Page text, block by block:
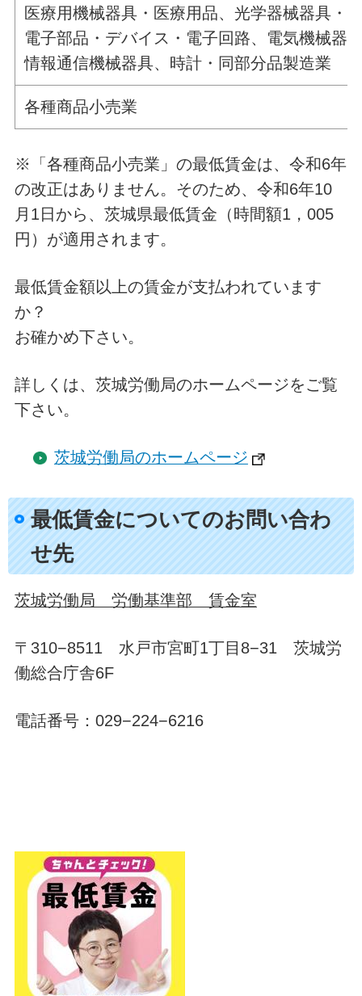
医療用機械器具・医療用品、光学器械器具・
電子部品・デバイス・電子回路、電気機械器
情報通信機械器具、時計・同部分品製造業
各種商品小売業
※「各種商品小売業」の最低賃金は、令和6年
の改正はありません。そのため、令和6年10
月1日から、茨城県最低賃金（時間額1，005
円）が適用されます。
最低賃金額以上の賃金が支払われています
か？
お確かめ下さい。
詳しくは、茨城労働局のホームページをご覧
下さい。
茨城労働局のホームページ
最低賃金についてのお問い合わ
せ先
茨城労働局 労働基準部 賃金室
〒310−8511 水戸市宮町1丁目8−31 茨城労
働総合庁舎6F
電話番号：029−224−6216